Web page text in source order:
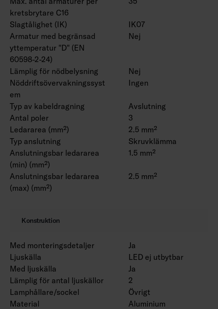
kretsbrytare C16
Slagtålighet (IK)
IK07
Armatur med begränsad
yttemperatur "D" (EN
60598-2-24)
Nej
Lämplig för nödbelysning
Nej
Nöddriftsövervakningssyst
em
Ingen
Typ av kabeldragning
Avslutning
Antal poler
3
Ledararea (mm²)
2.5 mm²
Typ anslutning
Skruvklämma
Anslutningsbar ledararea
(min) (mm²)
1.5 mm²
Anslutningsbar ledararea
(max) (mm²)
2.5 mm²
Konstruktion
Med monteringsdetaljer
Ja
Ljuskälla
LED ej utbytbar
Med ljuskälla
Ja
Lämplig för antal ljuskällor
2
Lamphållare/sockel
Övrigt
Material
Aluminium